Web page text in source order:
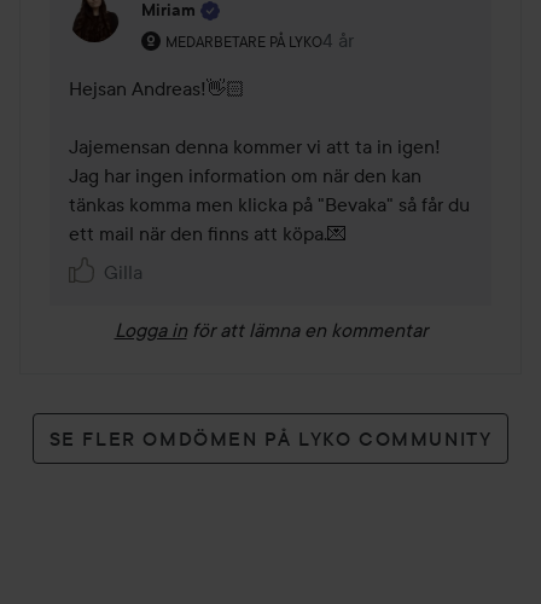
Miriam
MEDARBETARE PÅ LYKO
Användarens roll: Medarbetare på Lyko.
4 år
Kommentaren lades 4 år
Hejsan Andreas!👋🏻
Jajemensan denna kommer vi att ta in igen!
Jag har ingen information om när den kan
tänkas komma men klicka på "Bevaka" så får du
ett mail när den finns att köpa.💌
Gilla
Logga in för att lämna en kommentar
SE FLER OMDÖMEN PÅ LYKO COMMUNITY